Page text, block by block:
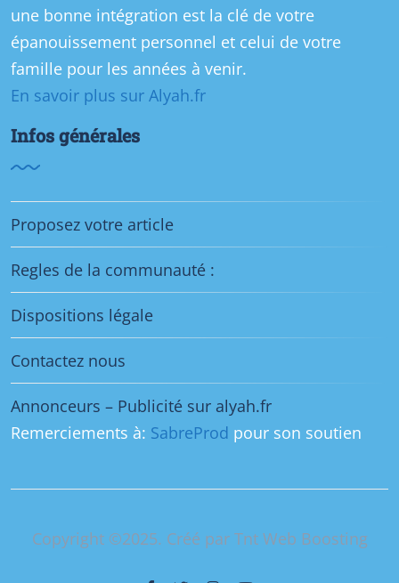
une bonne intégration est la clé de votre
épanouissement personnel et celui de votre
famille pour les années à venir.
En savoir plus sur Alyah.fr
Infos générales
Proposez votre article
Regles de la communauté :
Dispositions légale
Contactez nous
Annonceurs – Publicité sur alyah.fr
Remerciements à: SabreProd pour son soutien
Copyright ©2025. Créé par Tnt Web Boosting